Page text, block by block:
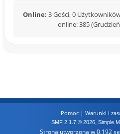
Online: 3 Gości, 0
online: 385
Pomoc | Warunki i
SMF 2.1.7 © 2026, Simple
Strona utworzona w 0.192